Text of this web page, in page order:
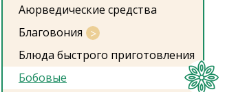
Аюрведические средства
Благовония
Блюда быстрого приготовления
Бобовые